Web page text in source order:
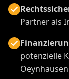
Partner als
potenzielle